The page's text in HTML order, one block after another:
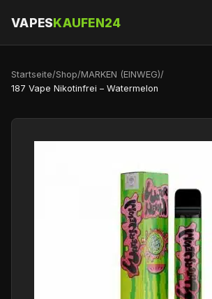
VAPESKAUFEN24
Startseite/Shop/MARKEN (EINWEG)/
187 Vape Nikotinfrei – Watermelon